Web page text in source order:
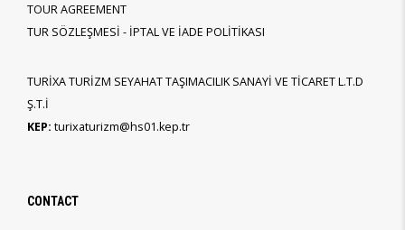
TOUR AGREEMENT
TUR SÖZLEŞMESİ - İPTAL VE İADE POLİTİKASI
TURİXA TURİZM SEYAHAT TAŞIMACILIK SANAYİ VE TİCARET L.T.D
Ş.T.İ
KEP: turixaturizm@hs01.kep.tr
CONTACT